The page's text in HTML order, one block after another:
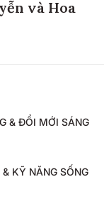
và Hoa
& ĐỔI MỚI SÁNG
& KỸ NĂNG SỐNG